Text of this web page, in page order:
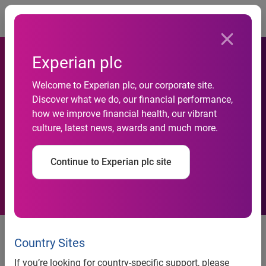
Experian plc
Welcome to Experian plc, our corporate site.
Discover what we do, our financial performance,
how we improve financial health, our vibrant
culture, latest news, awards and much more.
Continue to Experian plc site
Country Sites
If you’re looking for country-specific support, please
Yapay Zeka Operasyonel
Maliyetleri %4 Düşürüyor
Türkiye de dahil olmak üzere
Avrupa, Orta Doğu ve Afrika’da